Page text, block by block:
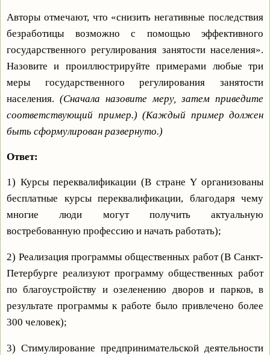
Авторы отмечают, что «снизить негативные последствия
безработицы возможно с помощью эффективного
государственного регулирования занятости населения».
Назовите и проиллюстрируйте примерами любые три
меры государственного регулирования занятости
населения. (Сначала назовите меру, затем приведите
соответствующий пример.) (Каждый пример должен
быть сформулирован развернуто.)
Ответ:
1) Курсы переквалификации (В стране Y организованы
бесплатные курсы переквалификации, благодаря чему
многие люди могут получить актуальную
востребованную профессию и начать работать);
2) Реализация программы общественных работ (В Санкт-
Петербурге реализуют программу общественных работ
по благоустройству и озеленению дворов и парков, в
результате программы к работе было привлечено более
300 человек);
3) Стимулирование предпринимательской деятельности